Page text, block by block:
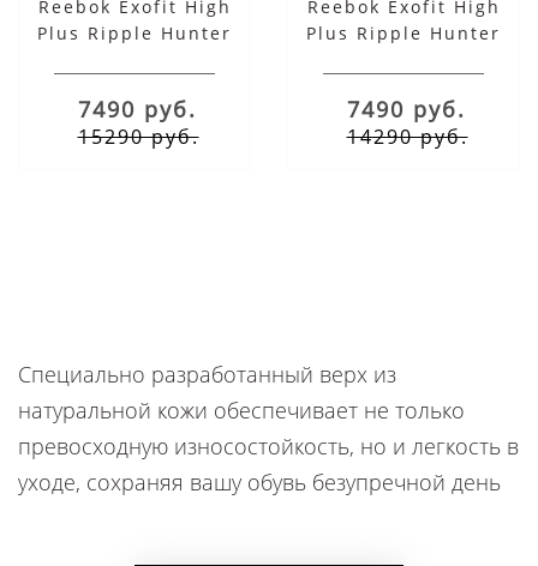
Reebok Exofit High
Plus Ripple Hunter
7490 руб.
15290 руб.
Reebok Exofit High
Plus Ripple Hunter
7490 руб.
14290 руб.
Специально разработанный верх из
натуральной кожи обеспечивает не только
превосходную износостойкость, но и легкость в
уходе, сохраняя вашу обувь безупречной день